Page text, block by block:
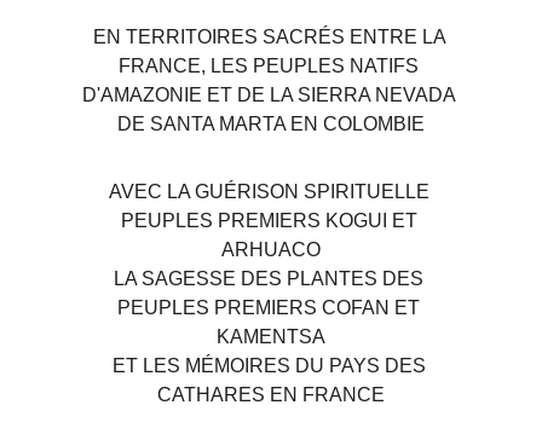
EN TERRITOIRES SACRÉS ENTRE LA
FRANCE, LES PEUPLES NATIFS
D'AMAZONIE ET ​​DE LA SIERRA NEVADA
DE SANTA MARTA EN COLOMBIE
AVEC LA GUÉRISON SPIRITUELLE
PEUPLES PREMIERS KOGUI ET
ARHUACO
LA SAGESSE DES PLANTES DES
PEUPLES PREMIERS COFAN ET
KAMENTSA
ET LES MÉMOIRES DU PAYS DES
CATHARES EN FRANCE